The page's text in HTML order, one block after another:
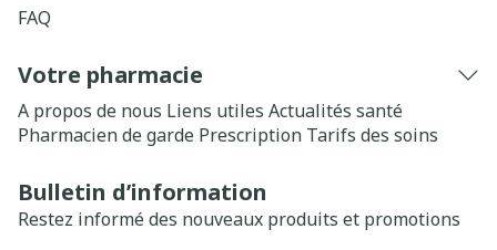
FAQ
Votre pharmacie
A propos de nous Liens utiles Actualités santé
Pharmacien de garde Prescription Tarifs des soins
Bulletin d’information
Restez informé des nouveaux produits et promotions